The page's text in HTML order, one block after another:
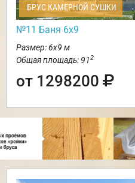
БРУС КАМЕРНОЙ СУШКИ
№11 Баня 6х9
Размер: 6х9 м
Общая площадь: 912
от 1298200